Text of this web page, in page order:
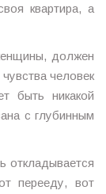
квартира, а
должен
человек
быть никакой
с глубинным
откладывается
перееду, вот